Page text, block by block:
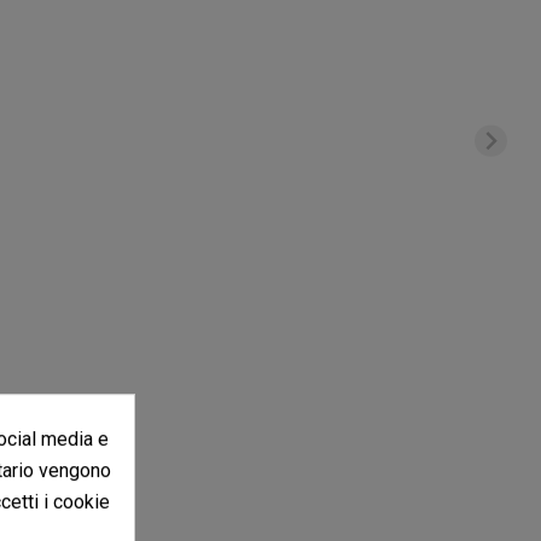
altre lingue".
media e
vengono
i cookie